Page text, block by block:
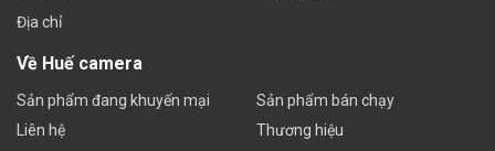
Địa chỉ
Về Huế camera
Sản phẩm đang khuyến mại
Liên hệ
Sản phẩm bán chạy
Thương hiệu